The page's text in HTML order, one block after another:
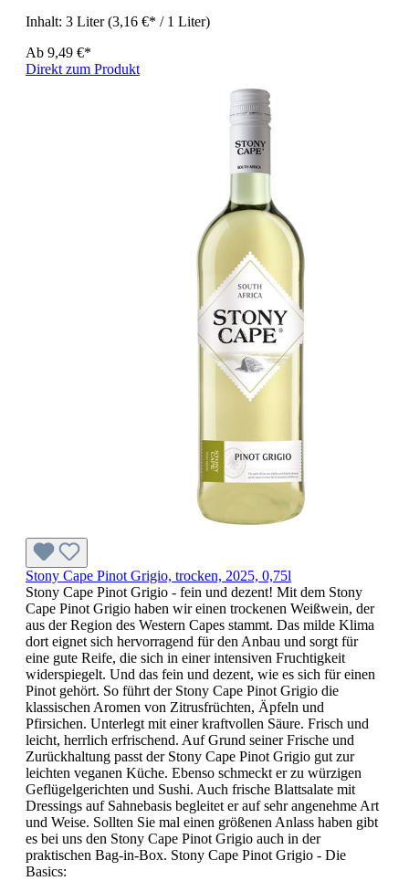
Inhalt: 3 Liter(3,16 €* / 1 Liter)
Ab 9,49 €*
Direkt zum Produkt
Stony Cape Pinot Grigio, trocken, 2025, 0,75l
Stony Cape Pinot Grigio - fein und dezent! Mit dem Stony
Cape Pinot Grigio haben wir einen trockenen Weißwein, der
aus der Region des Western Capes stammt. Das milde Klima
dort eignet sich hervorragend für den Anbau und sorgt für
eine gute Reife, die sich in einer intensiven Fruchtigkeit
widerspiegelt. Und das fein und dezent, wie es sich für einen
Pinot gehört. So führt der Stony Cape Pinot Grigio die
klassischen Aromen von Zitrusfrüchten, Äpfeln und
Pfirsichen. Unterlegt mit einer kraftvollen Säure. Frisch und
leicht, herrlich erfrischend. Auf Grund seiner Frische und
Zurückhaltung passt der Stony Cape Pinot Grigio gut zur
leichten veganen Küche. Ebenso schmeckt er zu würzigen
Geflügelgerichten und Sushi. Auch frische Blattsalate mit
Dressings auf Sahnebasis begleitet er auf sehr angenehme Art
und Weise. Sollten Sie mal einen größenen Anlass haben gibt
es bei uns den Stony Cape Pinot Grigio auch in der
praktischen Bag-in-Box. Stony Cape Pinot Grigio - Die
Basics: